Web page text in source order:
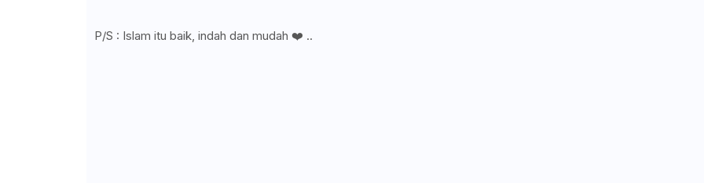
P/S : Islam itu baik, indah dan mudah ❤️ ..